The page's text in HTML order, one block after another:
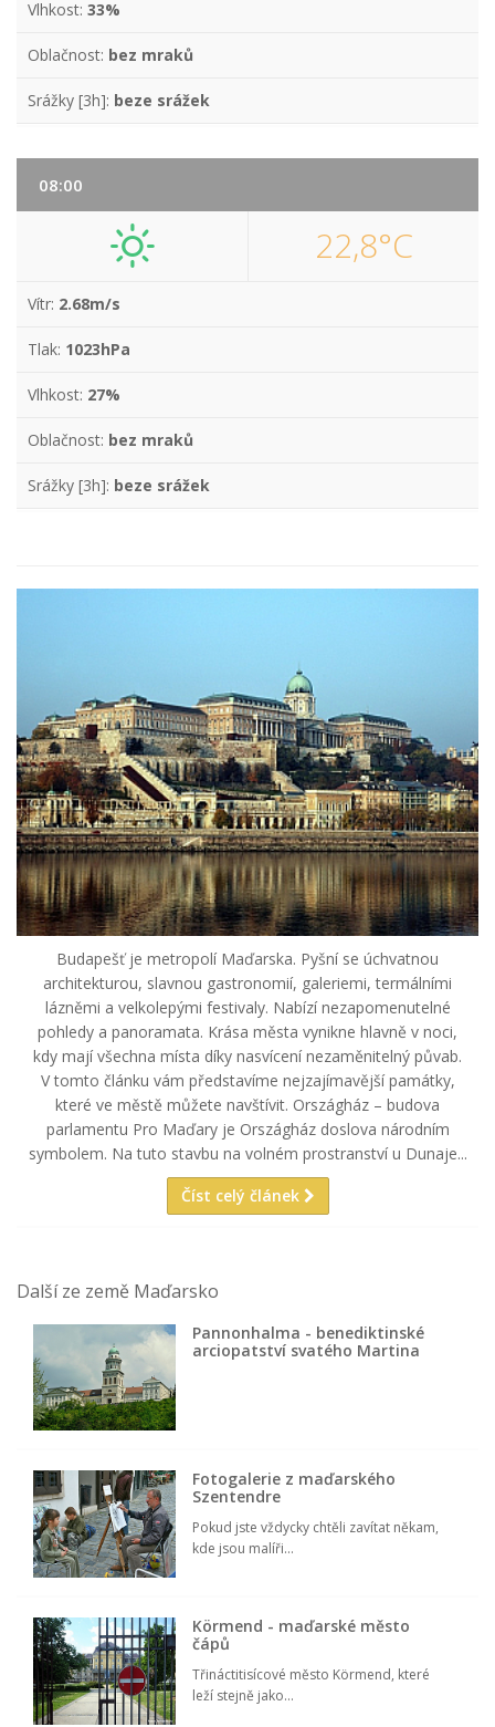
Vlhkost: 33%
Oblačnost: bez mraků
Srážky [3h]: beze srážek
08:00
22,8°C
Vítr: 2.68m/s
Tlak: 1023hPa
Vlhkost: 27%
Oblačnost: bez mraků
Srážky [3h]: beze srážek
Budapešť je metropolí Maďarska. Pyšní se úchvatnou
architekturou, slavnou gastronomií, galeriemi, termálními
lázněmi a velkolepými festivaly. Nabízí nezapomenutelné
pohledy a panoramata. Krása města vynikne hlavně v noci,
kdy mají všechna místa díky nasvícení nezaměnitelný půvab.
V tomto článku vám představíme nejzajímavější památky,
které ve městě můžete navštívit. Országház – budova
parlamentu Pro Maďary je Országház doslova národním
symbolem. Na tuto stavbu na volném prostranství u Dunaje...
Číst celý článek
Další ze země Maďarsko
Pannonhalma - benediktinské
arciopatství svatého Martina
Fotogalerie z maďarského
Szentendre
Pokud jste vždycky chtěli zavítat někam,
kde jsou malíři...
Körmend - maďarské město
čápů
Třináctitisícové město Körmend, které
leží stejně jako...